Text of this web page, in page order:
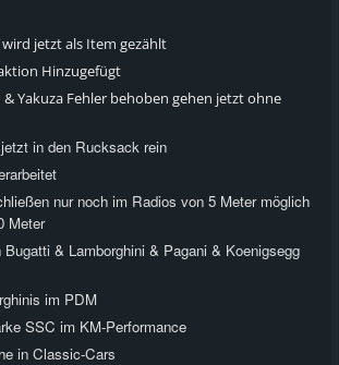
jetzt als Item gezählt
Hinzugefügt
& Yakuza Fehler behoben gehen jetzt ohne
in den Rucksack rein
nur noch im Radios von 5 Meter möglich
Meter
Bugatti & Lamborghini & Pagani & Koenigsegg
im PDM
SSC im KM-Performance
in Classic-Cars